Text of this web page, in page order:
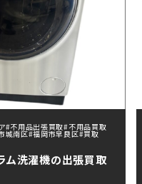
#不用品出張買取#不用品買取
城南区#福岡市早良区#買取
ム洗濯機の出張買取